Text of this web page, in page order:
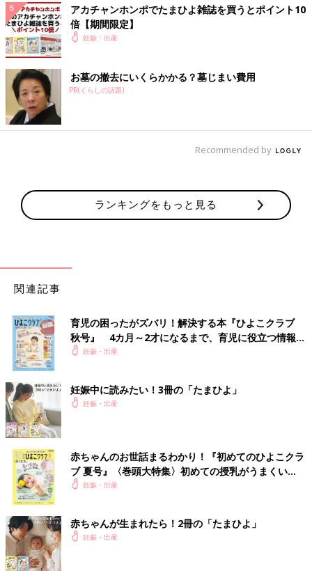
アカチャンホンポでたまひよ雑誌を買うとポイント10
倍【期間限定】
妊娠・出産
お墓の撤去にいくらかかる？墓じまい費用
PR(くらしの話題)
Recommended by
ランキングをもっと見る
関連記事
育児の困ったがズバリ！解決する本『ひよこクラブ
秋号』 4カ月～2才になるまで、育児に役立つ情報が
いっぱい！
妊娠・出産
妊娠中に読みたい！3冊の「たまひよ」
妊娠・出産
赤ちゃんのお世話まるわかり！『初めてのひよこクラ
ブ 夏号』〈巻頭大特集〉初めての授乳がうまくい
く！ おっぱい・ミルクの基本と夏のトラブル 解決テ
妊娠・出産
赤ちゃんが生まれたら！2冊の「たまひよ」
妊娠・出産